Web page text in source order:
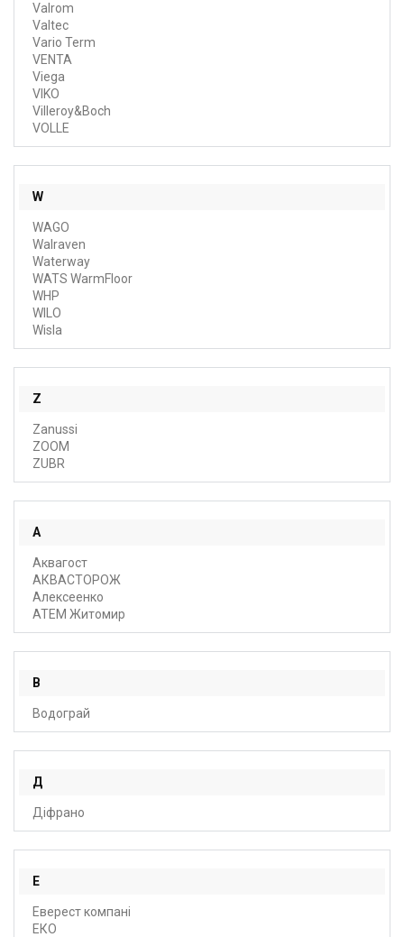
Valrom
Valtec
Vario Term
VENTA
Viega
VIKO
Villeroy&Boch
VOLLE
W
WAGO
Walraven
Waterway
WATS WarmFloor
WHP
WILO
Wisla
Z
Zanussi
ZOOM
ZUBR
А
Аквагост
АКВАСТОРОЖ
Алексеенко
АТЕМ Житомир
В
Водограй
Д
Діфрано
Е
Еверест компані
ЕКО